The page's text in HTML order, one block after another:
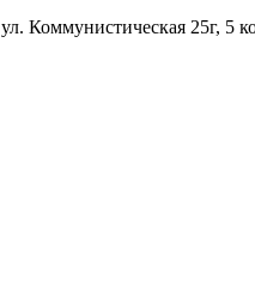
ул. Коммунистическая 25г, 5